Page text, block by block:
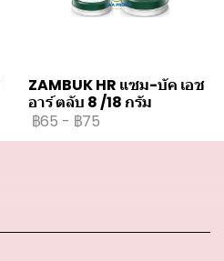
ZAMBUK HR แซม-บัค เอช
อาร์ ตลับ 8 /18 กรัม
฿65 - ฿75